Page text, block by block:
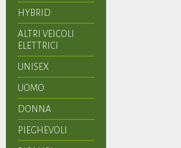
HYBRID
ALTRI VEICOLI
ELETTRICI
UNISEX
UOMO
DONNA
PIEGHEVOLI